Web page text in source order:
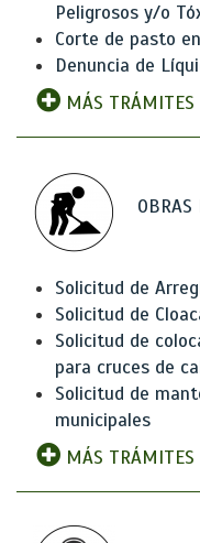
Peligrosos y/o
Corte de pasto
Denuncia de
MÁS TRÁMITES
OBRAS
Solicitud de
Solicitud de
Solicitud de
para cruces de
Solicitud de
municipales
MÁS TRÁMITES